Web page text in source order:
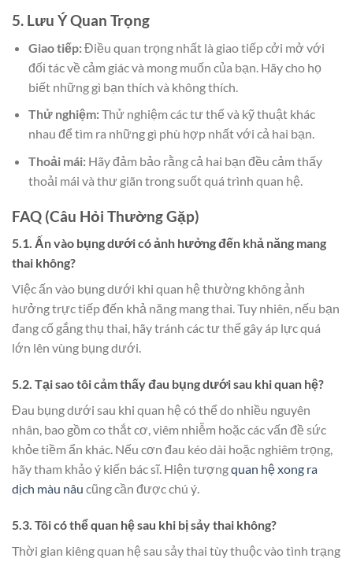
5. Lưu Ý Quan Trọng
Giao tiếp:Điều quan trọng nhất là giao tiếp cởi mở với
đối tác về cảm giác và mong muốn của bạn. Hãy cho họ
biết những gì bạn thích và không thích.
Thử nghiệm:Thử nghiệm các tư thế và kỹ thuật khác
nhau để tìm ra những gì phù hợp nhất với cả hai bạn.
Thoải mái:Hãy đảm bảo rằng cả hai bạn đều cảm thấy
thoải mái và thư giãn trong suốt quá trình quan hệ.
FAQ (Câu Hỏi Thường Gặp)
5.1. Ấn vào bụng dưới có ảnh hưởng đến khả năng mang
thai không?
Việc ấn vào bụng dưới khi quan hệ thường không ảnh
hưởng trực tiếp đến khả năng mang thai. Tuy nhiên, nếu bạn
đang cố gắng thụ thai, hãy tránh các tư thế gây áp lực quá
lớn lên vùng bụng dưới.
5.2. Tại sao tôi cảm thấy đau bụng dưới sau khi quan hệ?
Đau bụng dưới sau khi quan hệ có thể do nhiều nguyên
nhân, bao gồm co thắt cơ, viêm nhiễm hoặc các vấn đề sức
khỏe tiềm ẩn khác. Nếu cơn đau kéo dài hoặc nghiêm trọng,
hãy tham khảo ý kiến bác sĩ. Hiện tượngquan hệ xong ra
dịch màu nâu cũng cần được chú ý.
5.3. Tôi có thể quan hệ sau khi bị sảy thai không?
Thời gian kiêng quan hệ sau sảy thai tùy thuộc vào tình trạng